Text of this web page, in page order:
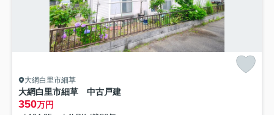
大網白里市細草
大網白里市細草 中古戸建
350万円